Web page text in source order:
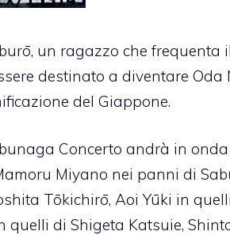
un ragazzo che frequenta
destinato a diventare
del Giappone.
Concerto andrà in onda
Miyano nei panni di
Tōkichirō, Aoi Yūki in
quelli di Shigeta Katsuie,